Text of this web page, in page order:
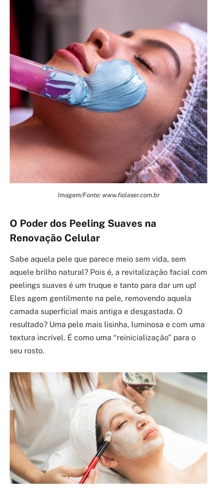
Imagem/Fonte: www.fiolaser.com.br
O Poder dos Peeling Suaves na
Renovação Celular
Sabe aquela pele que parece meio sem vida, sem
aquele brilho natural? Pois é, a revitalização facial com
peelings suaves é um truque e tanto para dar um up!
Eles agem gentilmente na pele, removendo aquela
camada superficial mais antiga e desgastada. O
resultado? Uma pele mais lisinha, luminosa e com uma
textura incrível. É como uma “reinicialização” para o
seu rosto.